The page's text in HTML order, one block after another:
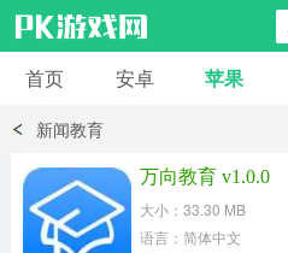
安卓应用
模拟经营
首页 安卓 苹果
新闻教育
万向教育 v1.0.0
大小：33.30 MB
语言：简体中文